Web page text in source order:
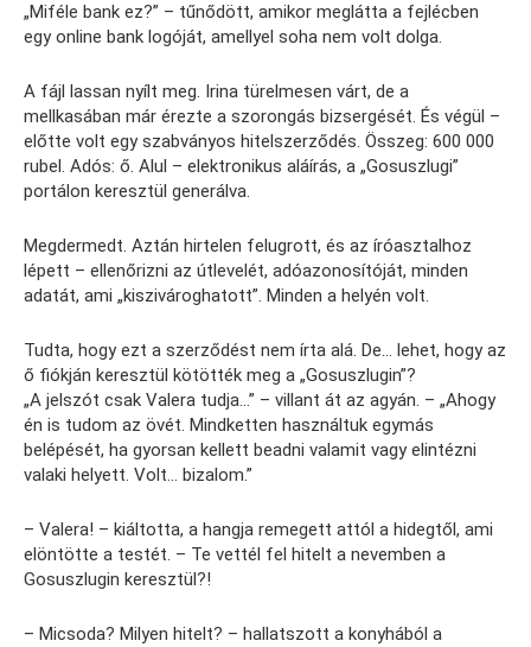
„Miféle bank ez?” – tűnődött, amikor meglátta a fejlécben
egy online bank logóját, amellyel soha nem volt dolga.
A fájl lassan nyílt meg. Irina türelmesen várt, de a
mellkasában már érezte a szorongás bizsergését. És végül –
előtte volt egy szabványos hitelszerződés. Összeg: 600 000
rubel. Adós: ő. Alul – elektronikus aláírás, a „Gosuszlugi”
portálon keresztül generálva.
Megdermedt. Aztán hirtelen felugrott, és az íróasztalhoz
lépett – ellenőrizni az útlevelét, adóazonosítóját, minden
adatát, ami „kiszivároghatott”. Minden a helyén volt.
Tudta, hogy ezt a szerződést nem írta alá. De… lehet, hogy az
ő fiókján keresztül kötötték meg a „Gosuszlugin”?
„A jelszót csak Valera tudja…” – villant át az agyán. – „Ahogy
én is tudom az övét. Mindketten használtuk egymás
belépését, ha gyorsan kellett beadni valamit vagy elintézni
valaki helyett. Volt… bizalom.”
– Valera! – kiáltotta, a hangja remegett attól a hidegtől, ami
elöntötte a testét. – Te vettél fel hitelt a nevemben a
Gosuszlugin keresztül?!
– Micsoda? Milyen hitelt? – hallatszott a konyhából a